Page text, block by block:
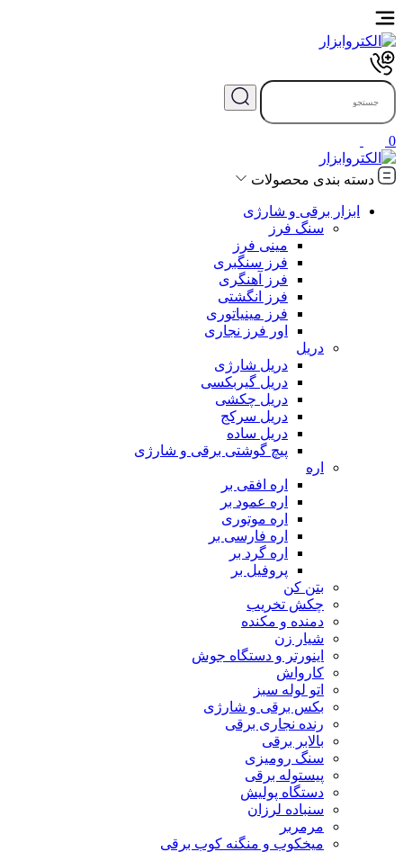
0
دسته بندی محصولات
ابزار برقی و شارژی
سنگ فرز
مینی فرز
فرز سنگبری
فرز آهنگری
فرز انگشتی
فرز مینیاتوری
اور فرز نجاری
دریل
دریل شارژی
دریل گیربکسی
دریل چکشی
دریل سرکج
دریل ساده
پیچ گوشتی برقی و شارژی
اره
اره افقی بر
اره عمود بر
اره موتوری
اره فارسی بر
اره گرد بر
پروفیل بر
بتن کن
چکش تخریب
دمنده و مکنده
شیار زن
اینورتر و دستگاه جوش
کارواش
اتو لوله سبز
بکس برقی و شارژی
رنده نجاری برقی
بالابر برقی
سنگ رومیزی
پیستوله برقی
دستگاه پولیش
سنباده لرزان
مرمربر
میخکوب و منگنه کوب برقی